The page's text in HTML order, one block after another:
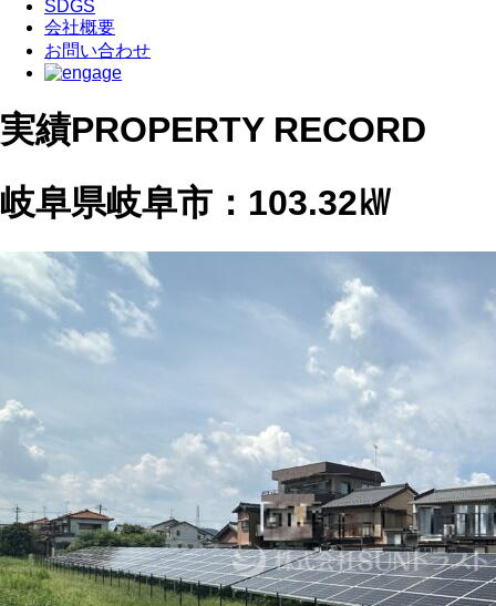
SDGS
会社概要
お問い合わせ
実績PROPERTY RECORD
岐阜県岐阜市：103.32㎾